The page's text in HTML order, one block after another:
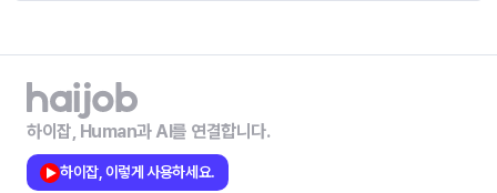
하이잡, Human과 AI를 연결합니다.
하이잡, 이렇게 사용하세요.